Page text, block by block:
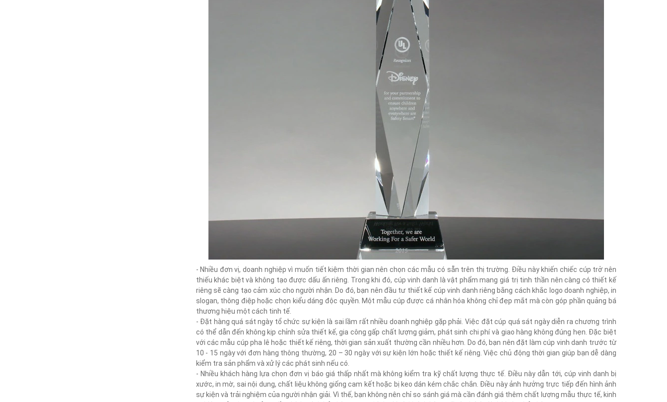
- Nhiều đơn vị, doanh nghiệp vì muốn tiết kiệm thời gian nên chọn các mẫu có sẵn trên thị trường. Điều này khiến chiếc cúp trở nên
thiếu khác biệt và không tạo được dấu ấn riêng. Trong khi đó, cúp vinh danh là vật phẩm mang giá trị tinh thần nên càng có thiết kế
riêng sẽ càng tạo cảm xúc cho người nhận. Do đó, bạn nên đầu tư thiết kế cúp vinh danh riêng bằng cách khắc logo doanh nghiệp, in
slogan, thông điệp hoặc chọn kiểu dáng độc quyền. Một mẫu cúp được cá nhân hóa không chỉ đẹp mắt mà còn góp phần quảng bá
thương hiệu một cách tinh tế.
- Đặt hàng quá sát ngày tổ chức sự kiện là sai lầm rất nhiều doanh nghiệp gặp phải. Việc đặt cúp quá sát ngày diễn ra chương trình
có thể dẫn đến không kịp chỉnh sửa thiết kế, gia công gấp chất lượng giảm, phát sinh chi phí và giao hàng không đúng hẹn. Đặc biệt
với các mẫu cúp pha lê hoặc thiết kế riêng, thời gian sản xuất thường cần nhiều hơn. Do đó, bạn nên đặt làm cúp vinh danh trước từ
10 - 15 ngày với đơn hàng thông thường, 20 – 30 ngày với sự kiện lớn hoặc thiết kế riêng. Việc chủ động thời gian giúp bạn dễ dàng
kiểm tra sản phẩm và xử lý các phát sinh nếu có.
- Nhiều khách hàng lựa chọn đơn vị báo giá thấp nhất mà không kiểm tra kỹ chất lượng thực tế. Điều này dẫn tới, cúp vinh danh bị
xước, in mờ, sai nội dung, chất liệu không giống cam kết hoặc bị keo dán kém chắc chắn. Điều này ảnh hưởng trực tiếp đến hình ảnh
sự kiện và trải nghiệm của người nhận giải. Vì thế, bạn không nên chỉ so sánh giá mà cần đánh giá thêm chất lượng mẫu thực tế, kinh